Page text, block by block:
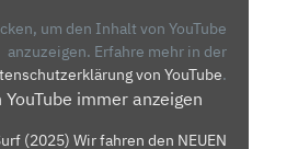
um den Inhalt von YouTube
anzuzeigen. Erfahre mehr in der
von YouTube.
immer anzeigen
(2025) Wir fahren den NEUEN